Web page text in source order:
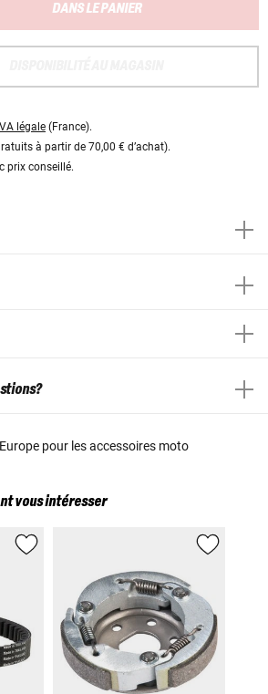
DANS LE PANIER
légale (France).
à partir de 70,00 € d’achat).
prix conseillé.
pour les accessoires moto
vous intéresser